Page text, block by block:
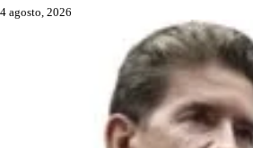
4 agosto, 2026